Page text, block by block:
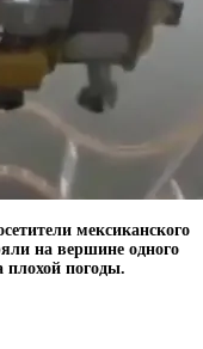
мексиканского
на вершине одного
плохой погоды.